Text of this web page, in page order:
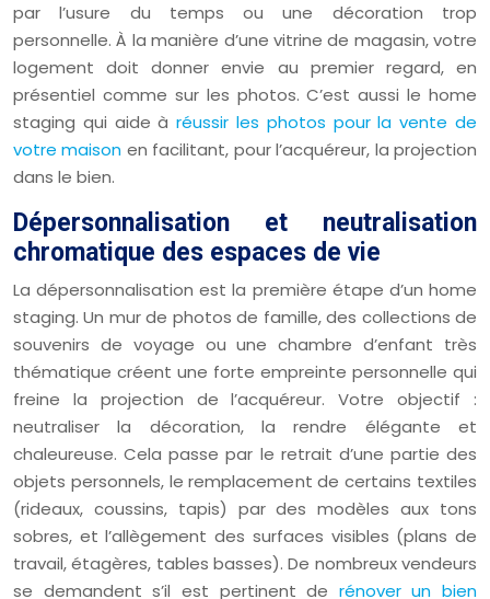
par l’usure du temps ou une décoration trop
personnelle. À la manière d’une vitrine de magasin, votre
logement doit donner envie au premier regard, en
présentiel comme sur les photos. C’est aussi le home
staging qui aide àréussir les photos pour la vente de
votre maison en facilitant, pour l’acquéreur, la projection
dans le bien.
Dépersonnalisation et neutralisation
chromatique des espaces de vie
La dépersonnalisation est la première étape d’un home
staging. Un mur de photos de famille, des collections de
souvenirs de voyage ou une chambre d’enfant très
thématique créent une forte empreinte personnelle qui
freine la projection de l’acquéreur. Votre objectif :
neutraliser la décoration, la rendre élégante et
chaleureuse. Cela passe par le retrait d’une partie des
objets personnels, le remplacement de certains textiles
(rideaux, coussins, tapis) par des modèles aux tons
sobres, et l’allègement des surfaces visibles (plans de
travail, étagères, tables basses). De nombreux vendeurs
se demandent s’il est pertinent de rénover un bien